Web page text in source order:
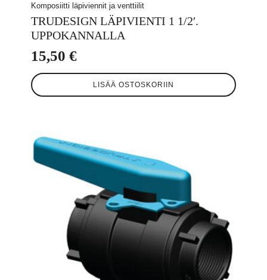
Komposiitti läpiviennit ja venttiilit
TRUDESIGN LÄPIVIENTI 1 1/2′.
UPPOKANNALLA
15,50 €
LISÄÄ OSTOSKORIIN